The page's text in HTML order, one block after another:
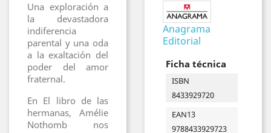
Una exploración a
la devastadora
indiferencia
parental y una oda
a la exaltación del
poder del amor
fraternal.
En El libro de las
hermanas, Amélie
Nothomb nos
Anagrama
Editorial
Ficha técnica
ISBN
8433929720
EAN13
9788433929723